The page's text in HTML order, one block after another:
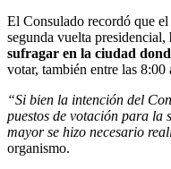
El Consulado recordó que
segunda vuelta presidencial,
sufragar en la ciudad
votar, también entre las
“Si bien la intención del
puestos de votación para la
mayor se hizo necesario
organismo.